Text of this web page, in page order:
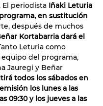
El periodista Iñaki Leturia
en sustitución
después de muchos
Kortabarria dará el
Leturia como
del programa,
Jauregi y Beñar
todos los sábados en
emisión los lunes a las
09:30 y los jueves a las